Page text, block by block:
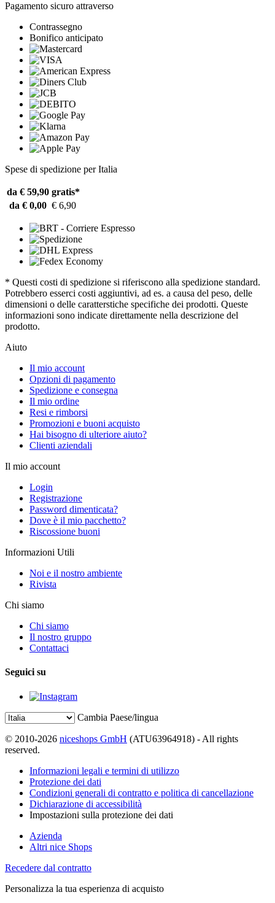
Pagamento sicuro attraverso
Contrassegno
Bonifico anticipato
Spese di spedizione per Italia
da € 59,90 gratis*
da € 0,00 € 6,90
* Questi costi di spedizione si riferiscono alla spedizione standard.
Potrebbero esserci costi aggiuntivi, ad es. a causa del peso, delle
dimensioni o delle caratterstiche specifiche dei prodotti. Queste
informazioni sono indicate direttamente nella descrizione del
prodotto.
Aiuto
Il mio account
Opzioni di pagamento
Spedizione e consegna
Il mio ordine
Resi e rimborsi
Promozioni e buoni acquisto
Hai bisogno di ulteriore aiuto?
Clienti aziendali
Il mio account
Login
Registrazione
Password dimenticata?
Dove è il mio pacchetto?
Riscossione buoni
Informazioni Utili
Noi e il nostro ambiente
Rivista
Chi siamo
Chi siamo
Il nostro gruppo
Contattaci
Seguici su
Cambia Paese/lingua
© 2010-2026 niceshops GmbH (ATU63964918) - All rights
reserved.
Informazioni legali e termini di utilizzo
Protezione dei dati
Condizioni generali di contratto e politica di cancellazione
Dichiarazione di accessibilità
Impostazioni sulla protezione dei dati
Azienda
Altri nice Shops
Recedere dal contratto
Personalizza la tua esperienza di acquisto